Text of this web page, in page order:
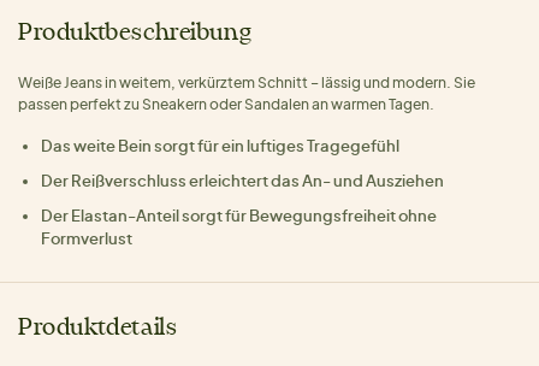
Produktbeschreibung
Weiße Jeans in weitem, verkürztem Schnitt – lässig und modern. Sie
passen perfekt zu Sneakern oder Sandalen an warmen Tagen.
Das weite Bein sorgt für ein luftiges Tragegefühl
Der Reißverschluss erleichtert das An- und Ausziehen
Der Elastan-Anteil sorgt für Bewegungsfreiheit ohne
Formverlust
Produktdetails